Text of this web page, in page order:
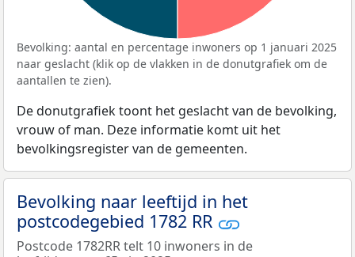
Bevolking: aantal en percentage inwoners op 1 januari 2025
naar geslacht (klik op de vlakken in de donutgrafiek om de
aantallen te zien).
De donutgrafiek toont het geslacht van de bevolking,
vrouw of man. Deze informatie komt uit het
bevolkingsregister van de gemeenten.
Bevolking naar leeftijd in het
postcodegebied 1782 RR
Postcode 1782RR telt 10 inwoners in de